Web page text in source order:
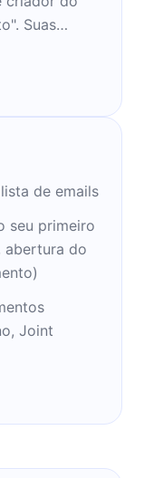
Suas
digital
ele é um
e
Jeff
line, ele
de duas
um boletim
Jeff
novos
sem
de emails
seu primeiro
abertura do
Joint